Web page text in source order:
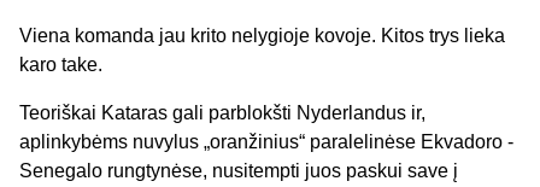
Viena komanda jau krito nelygioje kovoje. Kitos trys lieka
karo take.
Teoriškai Kataras gali parblokšti Nyderlandus ir,
aplinkybėms nuvylus „oranžinius“ paralelinėse Ekvadoro -
Senegalo rungtynėse, nusitempti juos paskui save į